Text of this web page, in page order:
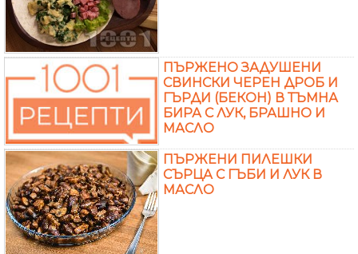
ПЪРЖЕНО ЗАДУШЕНИ
СВИНСКИ ЧЕРЕН ДРОБ И
ГЪРДИ (БЕКОН) В ТЪМНА
БИРА С ЛУК, БРАШНО И
МАСЛО
ПЪРЖЕНИ ПИЛЕШКИ
СЪРЦА С ГЪБИ И ЛУК В
МАСЛО